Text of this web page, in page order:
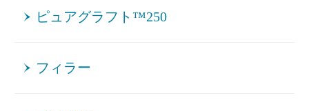
ピュアグラフト™250
フィラー